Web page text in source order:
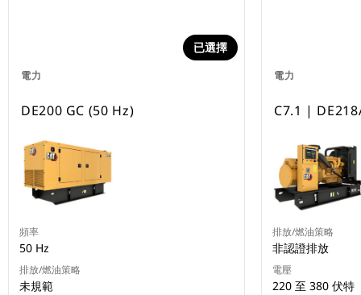
電力
已選擇
DE200 GC (50 Hz)
頻率
50 Hz
排放/燃油策略
未規範
電力
C7.1 |
排放/燃油策略
非認證排放
電壓
220 至 380 伏特